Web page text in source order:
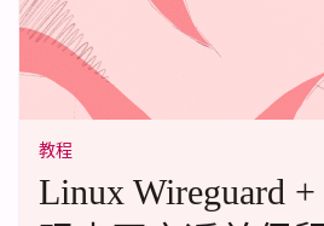
教程
Linux Wireguard